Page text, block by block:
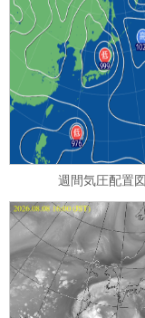
週間気圧配置図